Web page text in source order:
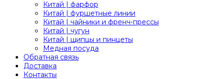
Китай | фарфор
Китай | фуршетные линии
Китай | чайники и френч-прессы
Китай | чугун
Китай | щипцы и пинцеты
Медная посуда
Обратная связь
Доставка
Контакты